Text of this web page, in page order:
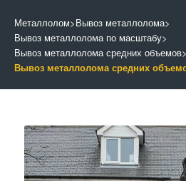
Металлолом>Вывоз металлолома>
Вывоз металлолома по масштабу>
Вывоз металлолома средних объемов>
Вывоз металлолома средних